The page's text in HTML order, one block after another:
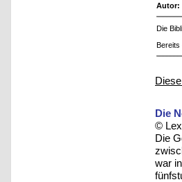
Autor:
Die
Bereits
Die
©
Die
war